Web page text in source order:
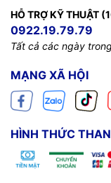
HỖ TRỢ KỸ THUẬT
0922.19.79.79
Tất cả các ngày
MẠNG XÃ HỘI
HÌNH THỨC